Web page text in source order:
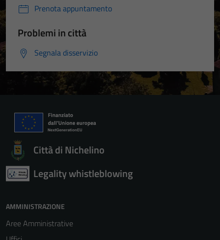
Prenota appuntamento
Problemi in città
Segnala disservizio
Città di Nichelino
Legality whistleblowing
AMMINISTRAZIONE
Aree Amministrative
Tecnici
Questi cookie